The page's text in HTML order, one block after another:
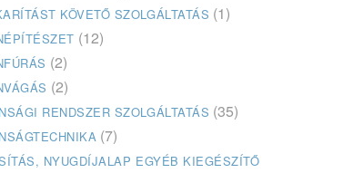
KÖVETŐ SZOLGÁLTATÁS (1)
(12)
(2)
(2)
RENDSZER SZOLGÁLTATÁS (35)
(7)
NYUGDÍJALAP EGYÉB KIEGÉSZÍTŐ